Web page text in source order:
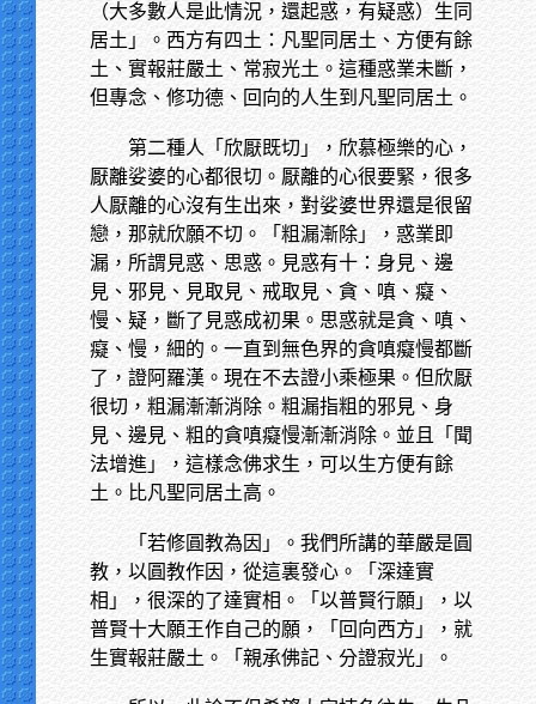
（大多數人是此情況，還起惑，有疑惑）生同
居土」。西方有四土：凡聖同居土、方便有餘
土、實報莊嚴土、常寂光土。這種惑業未斷，
但專念、修功德、回向的人生到凡聖同居土。
第二種人「欣厭既切」，欣慕極樂的心，
厭離娑婆的心都很切。厭離的心很要緊，很多
人厭離的心沒有生出來，對娑婆世界還是很留
戀，那就欣願不切。「粗漏漸除」，惑業即
漏，所謂見惑、思惑。見惑有十：身見、邊
見、邪見、見取見、戒取見、貪、嗔、癡、
慢、疑，斷了見惑成初果。思惑就是貪、嗔、
癡、慢，細的。一直到無色界的貪嗔癡慢都斷
了，證阿羅漢。現在不去證小乘極果。但欣厭
很切，粗漏漸漸消除。粗漏指粗的邪見、身
見、邊見、粗的貪嗔癡慢漸漸消除。並且「聞
法增進」，這樣念佛求生，可以生方便有餘
土。比凡聖同居土高。
「若修圓教為因」。我們所講的華嚴是圓
教，以圓教作因，從這裏發心。「深達實
相」，很深的了達實相。「以普賢行願」，以
普賢十大願王作自己的願，「回向西方」，就
生實報莊嚴土。「親承佛記、分證寂光」。